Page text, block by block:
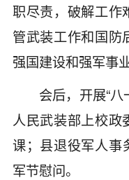
职尽责，破解工作
管武装工作和国防
强国建设和强军事
会后，开展“
人民武装部上校政
课；县退役军人事
军节慰问。